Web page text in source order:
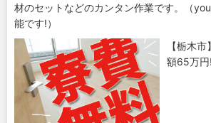
材のセットなどのカンタン作業です。（
能です!）
【栃木
額65万